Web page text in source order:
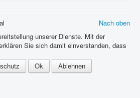
Nach oben
unserer Dienste. Mit der
Sie sich damit einverstanden, dass
Ok Ablehnen